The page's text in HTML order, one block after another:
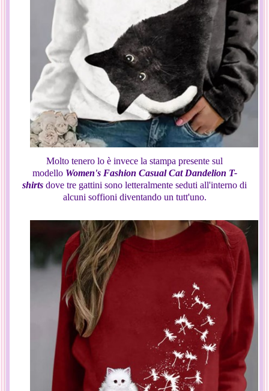
Molto tenero lo è invece la stampa presente sul
modello Women's Fashion Casual Cat Dandelion T-
shirts dove tre gattini sono letteralmente seduti all'interno di
alcuni soffioni diventando un tutt'uno.